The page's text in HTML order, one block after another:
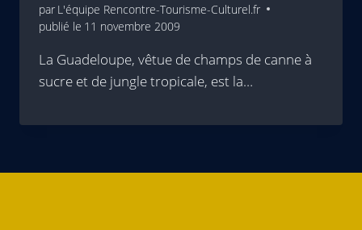
par L'équipe Rencontre-Tourisme-Culturel.fr
publié le 11 novembre 2009
La Guadeloupe, vêtue de champs de canne à
sucre et de jungle tropicale, est la…